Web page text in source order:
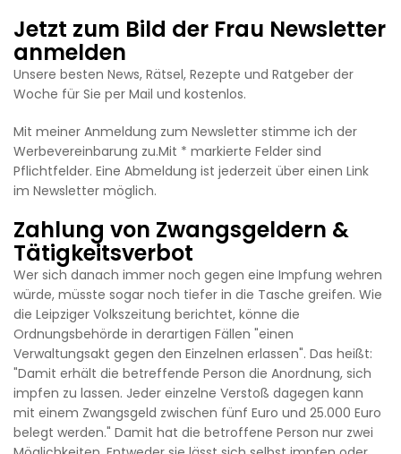
Jetzt zum Bild der Frau Newsletter
anmelden
Unsere besten News, Rätsel, Rezepte und Ratgeber der
Woche für Sie per Mail und kostenlos.
Mit meiner Anmeldung zum Newsletter stimme ich der
Werbevereinbarung zu.Mit * markierte Felder sind
Pflichtfelder. Eine Abmeldung ist jederzeit über einen Link
im Newsletter möglich.
Zahlung von Zwangsgeldern &
Tätigkeitsverbot
Wer sich danach immer noch gegen eine Impfung wehren
würde, müsste sogar noch tiefer in die Tasche greifen. Wie
die Leipziger Volkszeitung berichtet, könne die
Ordnungsbehörde in derartigen Fällen "einen
Verwaltungsakt gegen den Einzelnen erlassen". Das heißt:
"Damit erhält die betreffende Person die Anordnung, sich
impfen zu lassen. Jeder einzelne Verstoß dagegen kann
mit einem Zwangsgeld zwischen fünf Euro und 25.000 Euro
belegt werden." Damit hat die betroffene Person nur zwei